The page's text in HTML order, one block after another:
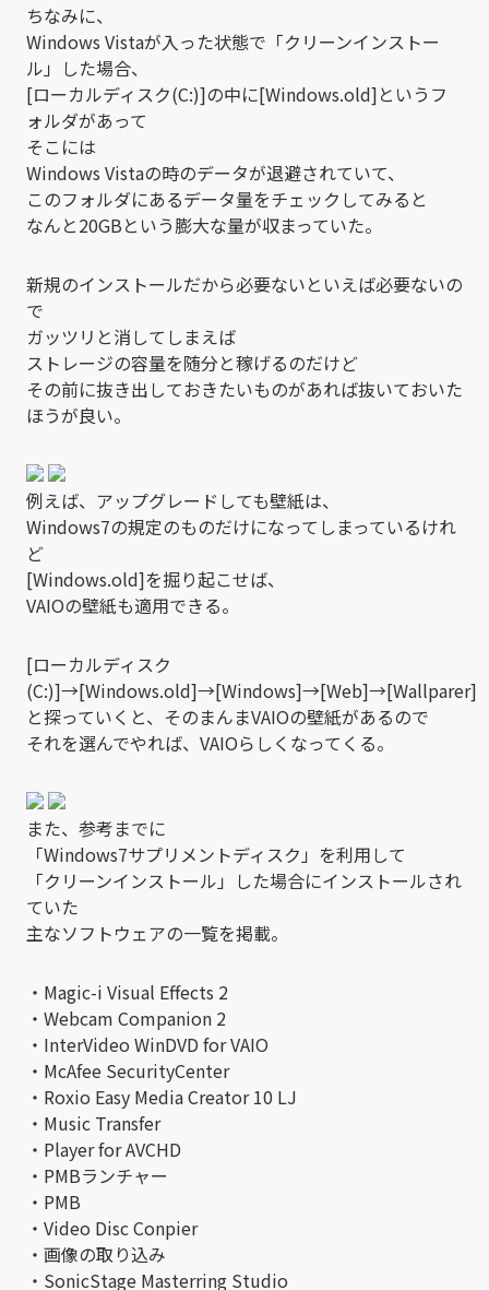
ちなみに、
Windows Vistaが入った状態で「クリーンインストー
ル」した場合、
[ローカルディスク(C:)]の中に[Windows.old]というフ
ォルダがあって
そこには
Windows Vistaの時のデータが退避されていて、
このフォルダにあるデータ量をチェックしてみると
なんと20GBという膨大な量が収まっていた。
新規のインストールだから必要ないといえば必要ないの
で
ガッツリと消してしまえば
ストレージの容量を随分と稼げるのだけど
その前に抜き出しておきたいものがあれば抜いておいた
ほうが良い。
例えば、アップグレードしても壁紙は、
Windows7の規定のものだけになってしまっているけれ
ど
[Windows.old]を掘り起こせば、
VAIOの壁紙も適用できる。
[ローカルディスク
(C:)]→[Windows.old]→[Windows]→[Web]→[Wallparer]
と探っていくと、そのまんまVAIOの壁紙があるので
それを選んでやれば、VAIOらしくなってくる。
また、参考までに
「Windows7サプリメントディスク」を利用して
「クリーンインストール」した場合にインストールされ
ていた
主なソフトウェアの一覧を掲載。
・Magic-i Visual Effects 2
・Webcam Companion 2
・InterVideo WinDVD for VAIO
・McAfee SecurityCenter
・Roxio Easy Media Creator 10 LJ
・Music Transfer
・Player for AVCHD
・PMBランチャー
・PMB
・Video Disc Conpier
・画像の取り込み
・SonicStage Masterring Studio